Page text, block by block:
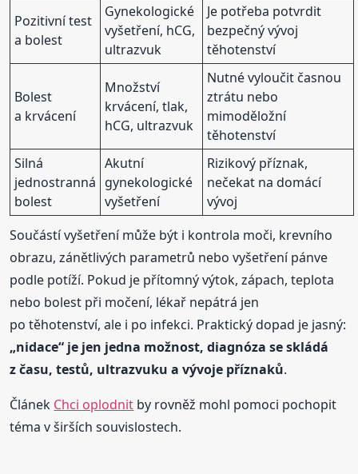
Pozitivní test
a bolest
Gynekologické
vyšetření, hCG,
ultrazvuk
Je potřeba potvrdit
bezpečný vývoj
těhotenství
Bolest
a krvácení
Množství
krvácení, tlak,
hCG, ultrazvuk
Nutné vyloučit časnou
ztrátu nebo
mimoděložní
těhotenství
Silná
jednostranná
bolest
Akutní
gynekologické
vyšetření
Rizikový příznak,
nečekat na domácí
vývoj
Součástí vyšetření může být i kontrola moči, krevního
obrazu, zánětlivých parametrů nebo vyšetření pánve
podle potíží. Pokud je přítomný výtok, zápach, teplota
nebo bolest při močení, lékař nepátrá jen
po těhotenství, ale i po infekci. Praktický dopad je jasný:
„nidace“ je jen jedna možnost, diagnóza se skládá
z času, testů, ultrazvuku a vývoje příznaků.
Článek Chci oplodnit by rovněž mohl pomoci pochopit
téma v širších souvislostech.